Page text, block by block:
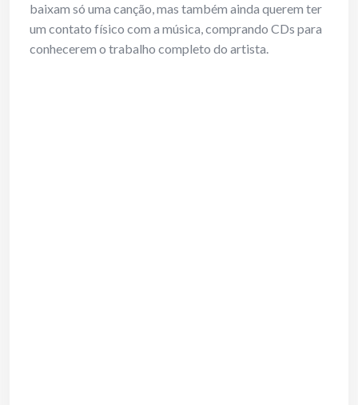
baixam só uma canção, mas também ainda querem ter
um contato físico com a música, comprando CDs para
conhecerem o trabalho completo do artista.